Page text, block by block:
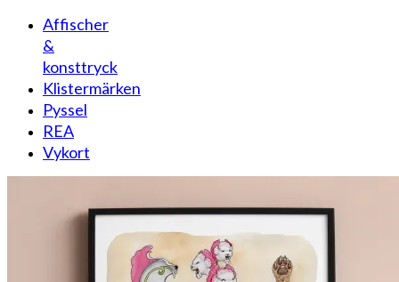
Affischer
&
konsttryck
Klistermärken
Pyssel
REA
Vykort